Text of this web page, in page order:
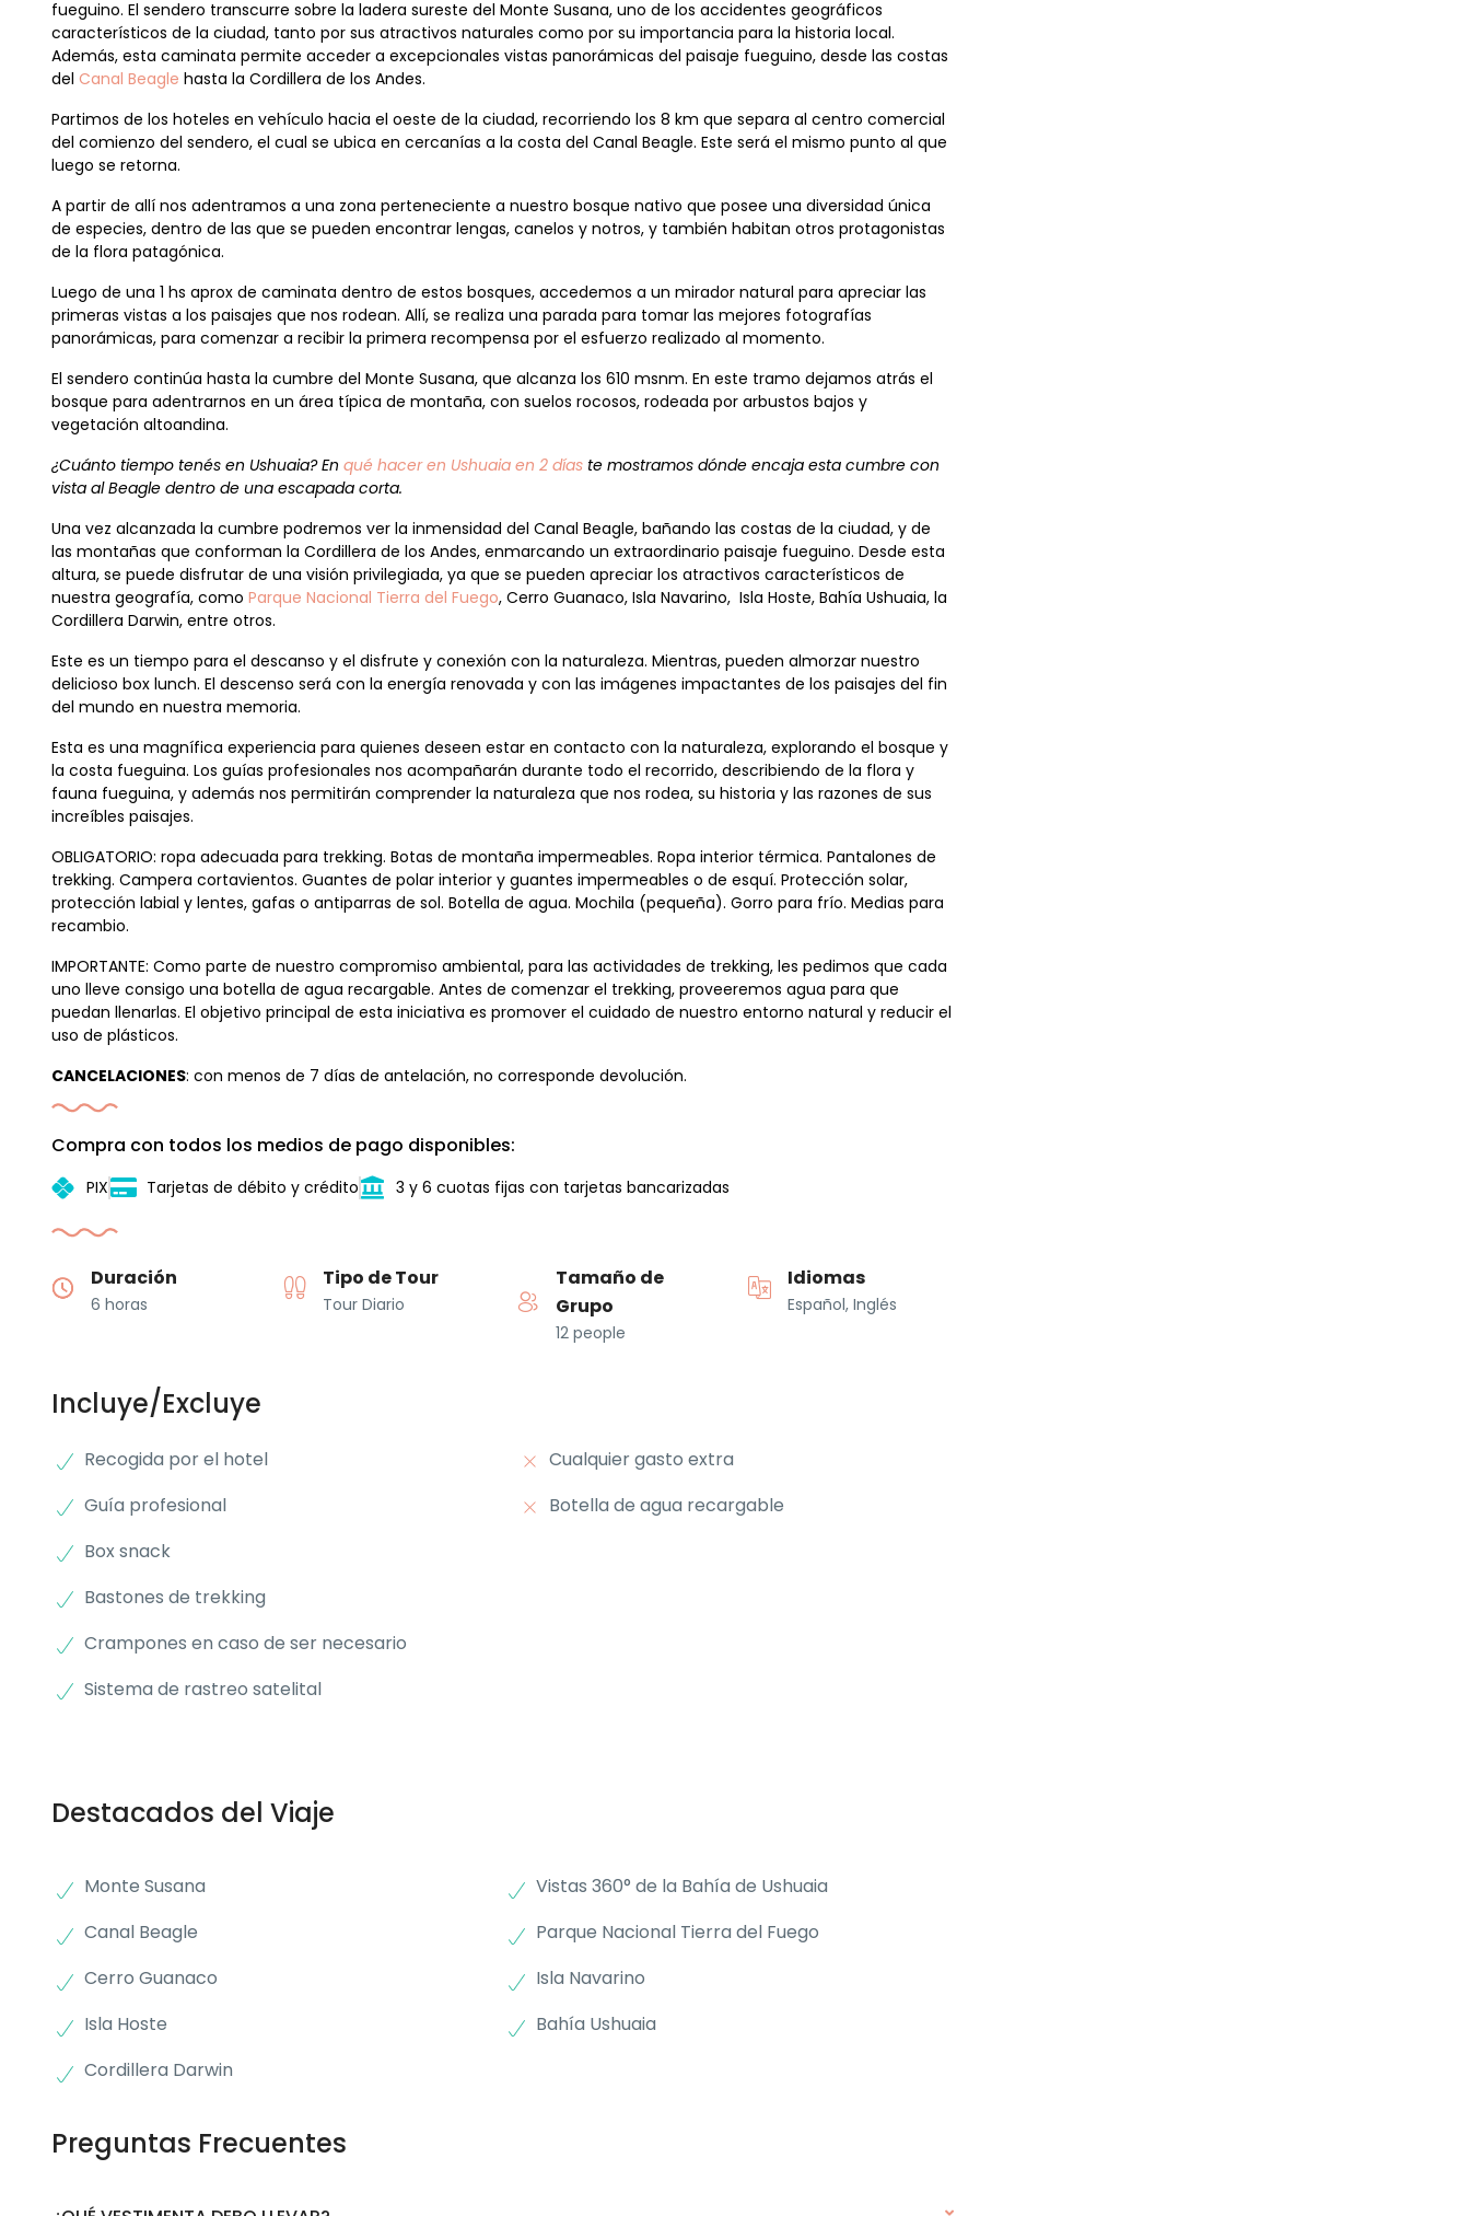
fueguino. El sendero transcurre sobre la ladera sureste del Monte Susana, uno de los accidentes geográficos
característicos de la ciudad, tanto por sus atractivos naturales como por su importancia para la historia local.
Además, esta caminata permite acceder a excepcionales vistas panorámicas del paisaje fueguino, desde las costas
del Canal Beagle hasta la Cordillera de los Andes.
Partimos de los hoteles en vehículo hacia el oeste de la ciudad, recorriendo los 8 km que separa al centro comercial
del comienzo del sendero, el cual se ubica en cercanías a la costa del Canal Beagle. Este será el mismo punto al que
luego se retorna.
A partir de allí nos adentramos a una zona perteneciente a nuestro bosque nativo que posee una diversidad única
de especies, dentro de las que se pueden encontrar lengas, canelos y notros, y también habitan otros protagonistas
de la flora patagónica.
Luego de una 1 hs aprox de caminata dentro de estos bosques, accedemos a un mirador natural para apreciar las
primeras vistas a los paisajes que nos rodean. Allí, se realiza una parada para tomar las mejores fotografías
panorámicas, para comenzar a recibir la primera recompensa por el esfuerzo realizado al momento.
El sendero continúa hasta la cumbre del Monte Susana, que alcanza los 610 msnm. En este tramo dejamos atrás el
bosque para adentrarnos en un área típica de montaña, con suelos rocosos, rodeada por arbustos bajos y
vegetación altoandina.
¿Cuánto tiempo tenés en Ushuaia? En qué hacer en Ushuaia en 2 días te mostramos dónde encaja esta cumbre con
vista al Beagle dentro de una escapada corta.
Una vez alcanzada la cumbre podremos ver la inmensidad del Canal Beagle, bañando las costas de la ciudad, y de
las montañas que conforman la Cordillera de los Andes, enmarcando un extraordinario paisaje fueguino. Desde esta
altura, se puede disfrutar de una visión privilegiada, ya que se pueden apreciar los atractivos característicos de
nuestra geografía, como Parque Nacional Tierra del Fuego, Cerro Guanaco, Isla Navarino, Isla Hoste, Bahía Ushuaia, la
Cordillera Darwin, entre otros.
Este es un tiempo para el descanso y el disfrute y conexión con la naturaleza. Mientras, pueden almorzar nuestro
delicioso box lunch. El descenso será con la energía renovada y con las imágenes impactantes de los paisajes del fin
del mundo en nuestra memoria.
Esta es una magnífica experiencia para quienes deseen estar en contacto con la naturaleza, explorando el bosque y
la costa fueguina. Los guías profesionales nos acompañarán durante todo el recorrido, describiendo de la flora y
fauna fueguina, y además nos permitirán comprender la naturaleza que nos rodea, su historia y las razones de sus
increíbles paisajes.
OBLIGATORIO: ropa adecuada para trekking. Botas de montaña impermeables. Ropa interior térmica. Pantalones de
trekking. Campera cortavientos. Guantes de polar interior y guantes impermeables o de esquí. Protección solar,
protección labial y lentes, gafas o antiparras de sol. Botella de agua. Mochila (pequeña). Gorro para frío. Medias para
recambio.
IMPORTANTE: Como parte de nuestro compromiso ambiental, para las actividades de trekking, les pedimos que cada
uno lleve consigo una botella de agua recargable. Antes de comenzar el trekking, proveeremos agua para que
puedan llenarlas. El objetivo principal de esta iniciativa es promover el cuidado de nuestro entorno natural y reducir el
uso de plásticos.
CANCELACIONES: con menos de 7 días de antelación, no corresponde devolución.
Compra con todos los medios de pago disponibles:
PIX Tarjetas de débito y crédito 3 y 6 cuotas fijas con tarjetas bancarizadas
Duración
6 horas
Tipo de Tour
Tour Diario
Tamaño de
Grupo
12 people
Idiomas
Español, Inglés
Incluye/Excluye
Recogida por el hotel
Guía profesional
Box snack
Bastones de trekking
Crampones en caso de ser necesario
Sistema de rastreo satelital
Cualquier gasto extra
Botella de agua recargable
Destacados del Viaje
Monte Susana
Vistas 360° de la Bahía de Ushuaia
Canal Beagle
Parque Nacional Tierra del Fuego
Cerro Guanaco
Isla Navarino
Isla Hoste
Bahía Ushuaia
Cordillera Darwin
Preguntas Frecuentes